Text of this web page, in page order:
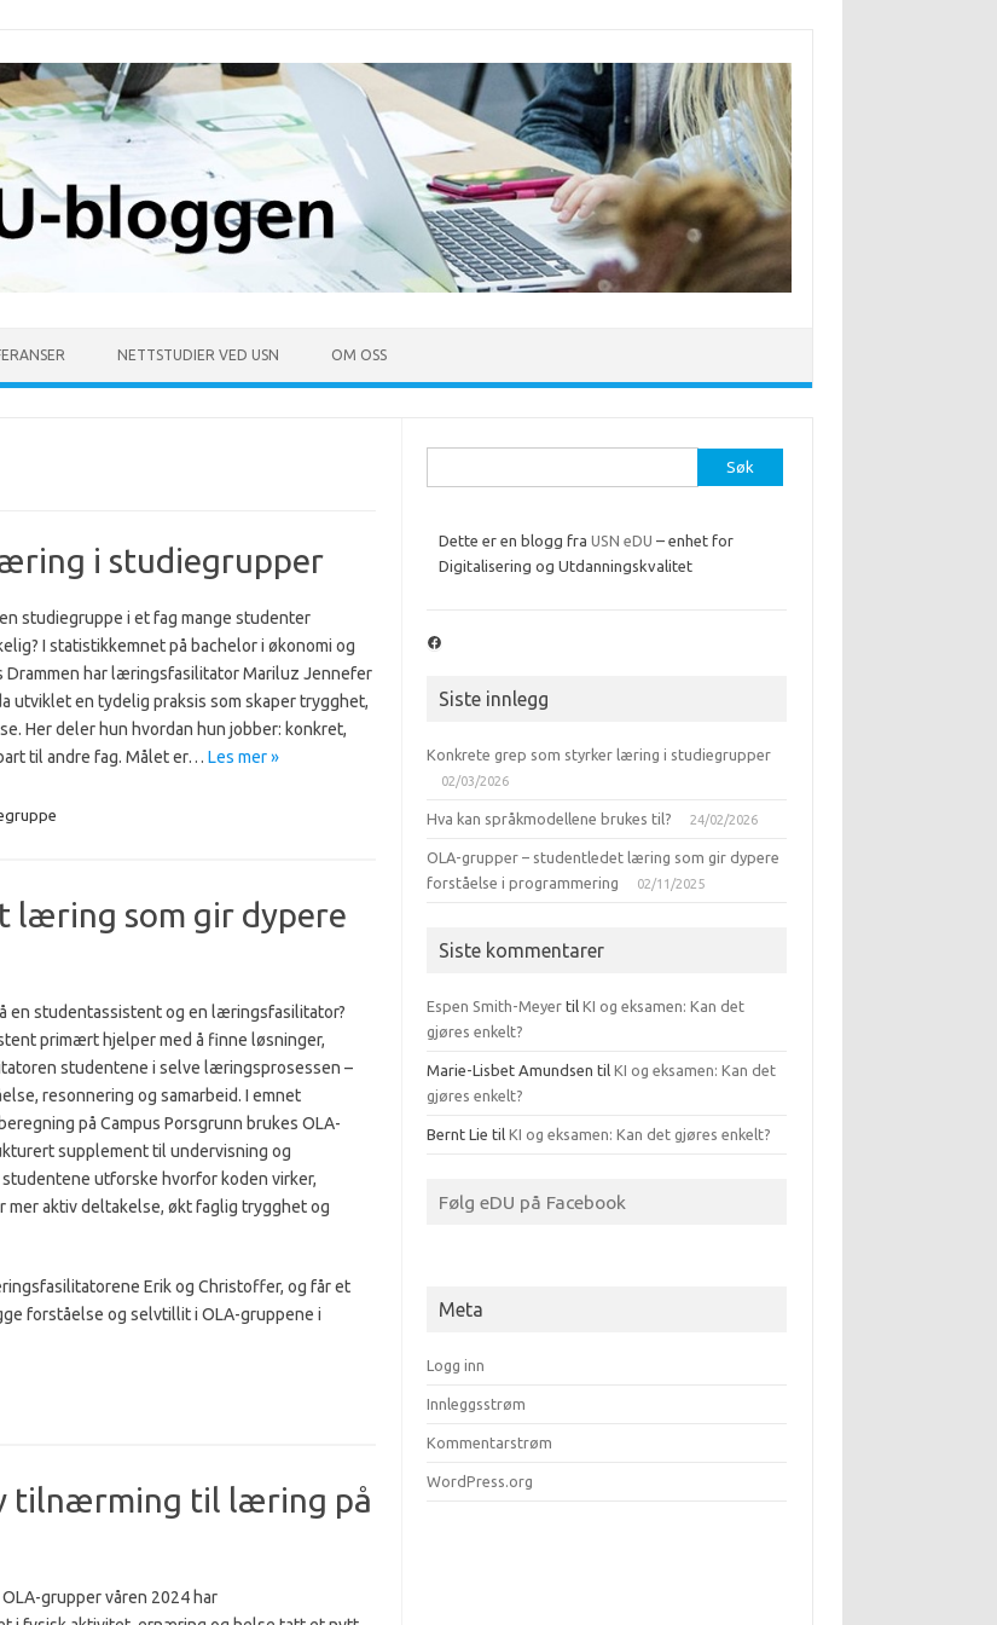
NETTSTUDIER VED USN OM OSS
i studiegrupper
studiegruppe i et fag mange studenter
I statistikkemnet på bachelor i økonomi og
Drammen har læringsfasilitator Mariluz Jennefer
utviklet en tydelig praksis som skaper trygghet,
Her deler hun hvordan hun jobber: konkret,
til andre fag. Målet er… Les mer »
læring som gir dypere
en studentassistent og en læringsfasilitator?
primært hjelper med å finne løsninger,
studentene i selve læringsprosessen –
resonnering og samarbeid. I emnet
på Campus Porsgrunn brukes OLA-
supplement til undervisning og
studentene utforske hvorfor koden virker,
mer aktiv deltakelse, økt faglig trygghet og
Erik og Christoffer, og får et
forståelse og selvtillit i OLA-gruppene i
tilnærming til læring på
grupper våren 2024 har
etter:
Dette er en blogg fraUSN eDU – enhet for
Digitalisering og Utdanningskvalitet
Facebook
Siste innlegg
Konkrete grep som styrker læring i studiegrupper
02/03/2026
Hva kan språkmodellene brukes til? 24/02/2026
OLA-grupper – studentledet læring som gir dypere
forståelse i programmering
02/11/2025
Siste kommentarer
Espen Smith-Meyer tilKI og eksamen: Kan det
gjøres enkelt?
Marie-Lisbet Amundsen tilKI og eksamen: Kan det
gjøres enkelt?
Bernt Lie tilKI og eksamen: Kan det gjøres enkelt?
Følg eDU på Facebook
Meta
Logg inn
Innleggsstrøm
Kommentarstrøm
WordPress.org